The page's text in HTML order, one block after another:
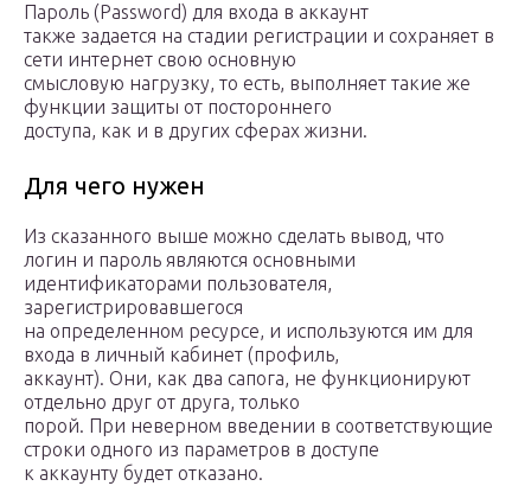
Пароль (Password) для входа в аккаунт
также задается на стадии регистрации и сохраняет в
сети интернет свою основную
смысловую нагрузку, то есть, выполняет такие же
функции защиты от постороннего
доступа, как и в других сферах жизни.
Для чего нужен
Из сказанного выше можно сделать вывод, что
логин и пароль являются основными
идентификаторами пользователя,
зарегистрировавшегося
на определенном ресурсе, и используются им для
входа в личный кабинет (профиль,
аккаунт). Они, как два сапога, не функционируют
отдельно друг от друга, только
порой. При неверном введении в соответствующие
строки одного из параметров в доступе
к аккаунту будет отказано.